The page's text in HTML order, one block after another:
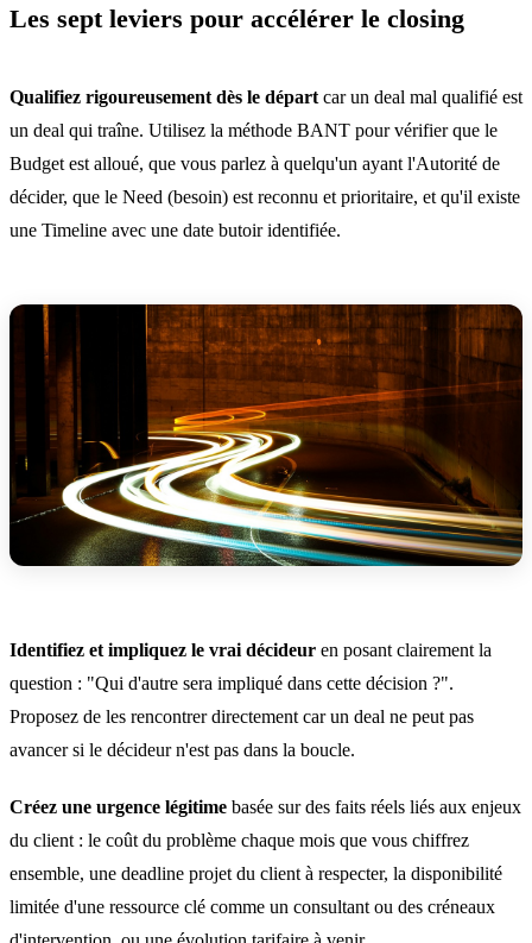
Les sept leviers pour accélérer le closing
Qualifiez rigoureusement dès le départ car un deal mal qualifié est
un deal qui traîne. Utilisez la méthode BANT pour vérifier que le
Budget est alloué, que vous parlez à quelqu'un ayant l'Autorité de
décider, que le Need (besoin) est reconnu et prioritaire, et qu'il existe
une Timeline avec une date butoir identifiée.
Identifiez et impliquez le vrai décideur en posant clairement la
question : "Qui d'autre sera impliqué dans cette décision ?".
Proposez de les rencontrer directement car un deal ne peut pas
avancer si le décideur n'est pas dans la boucle.
Créez une urgence légitime basée sur des faits réels liés aux enjeux
du client : le coût du problème chaque mois que vous chiffrez
ensemble, une deadline projet du client à respecter, la disponibilité
limitée d'une ressource clé comme un consultant ou des créneaux